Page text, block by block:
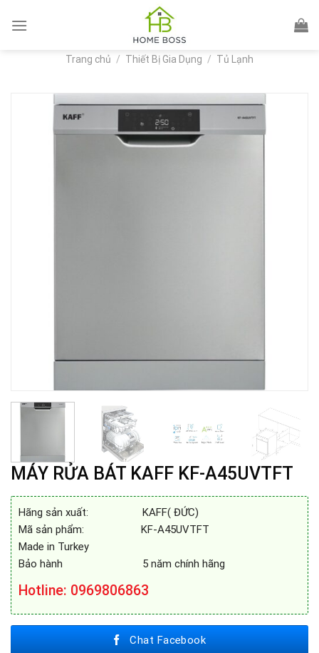
Trang chủ / Thiết Bị Gia Dụng / Tủ Lạnh
MÁY RỬA BÁT KAFF KF-A45UVTFT
Hãng sản xuất: KAFF( ĐỨC)
Mã sản phẩm: KF-A45UVTFT
Made in Turkey
Bảo hành 5 năm chính hãng
Hotline: 0969806863
Chat Facebook